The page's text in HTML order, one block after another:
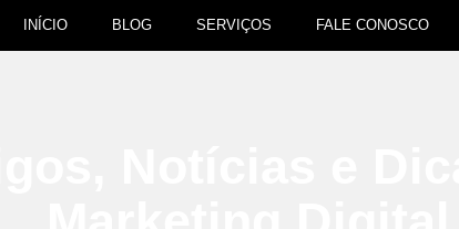
INÍCIO BLOG SERVIÇOS FALE CONOSCO